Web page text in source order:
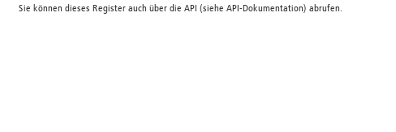
Sie können dieses Register auch über die API (siehe API-Dokumentation) abrufen.